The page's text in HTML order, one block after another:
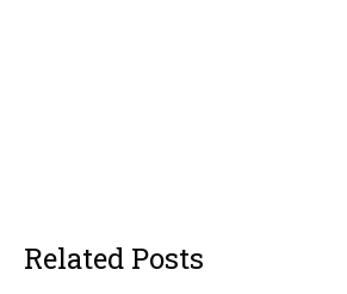
Related Posts